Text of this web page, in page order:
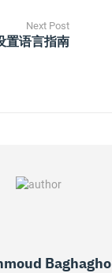
Next Post
置语言指南
Baghagho